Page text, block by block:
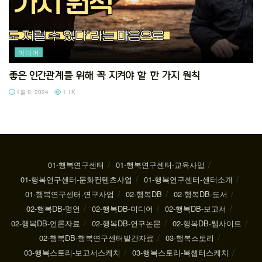
미디어
좋은 인간관계를 위해 꼭 지켜야 할 한 가지 원칙
1월 9, 2024 1.1K
01-행복연구센터
01-행복연구센터-교육사업
01-행복연구센터-문화컨텐츠사업
01-행복연구센터-센터소개
01-행복연구센터-연구사업
02-행복DB
02-행복DB-도서
02-행복DB-명언
02-행복DB-미디어
02-행복DB-보고서
02-행복DB-언론자료
02-행복DB-연구논문
02-행복DB-웹사이트
02-행복DB-행복연구센터발간자료
03-행복스토리
03-행복스토리-보고서스케치
03-행복스토리-북챕터스케치